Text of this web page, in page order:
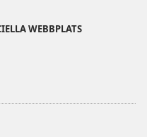
WEBBPLATS